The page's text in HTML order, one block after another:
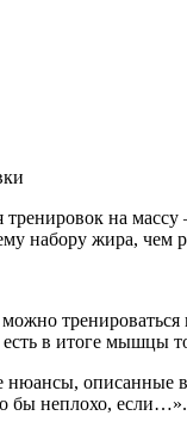
тренировок на массу
набору жира, чем
тренироваться
в итоге мышцы
нюансы, описанные
бы неплохо,